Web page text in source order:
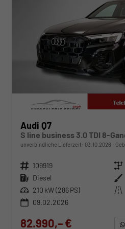
Audi Q7
S line business 3.0 TDI 8-
unverbindliche Lieferzeit: 03.10.2026
Fahrzeugnr. 109919 Getriebe
Kraftstoff Diesel Außenfarbe
Leistung 210 kW (286 PS) Kilometerstand
09.02.2026
82.990,– €